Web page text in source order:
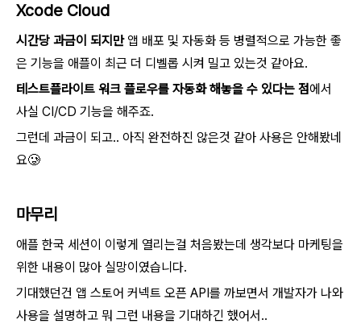
Xcode Cloud
시간당 과금이 되지만앱 배포 및 자동화 등 병렬적으로 가능한 좋
은 기능을 애플이 최근 더 디벨롭 시켜 밀고 있는것 같아요.
테스트플라이트 워크 플로우를 자동화 해놓을 수 있다는 점에서
사실 CI/CD 기능을 해주죠.
그런데 과금이 되고.. 아직 완전하진 않은것 같아 사용은 안해봤네
요🥲
마무리
애플 한국 세션이 이렇게 열리는걸 처음봤는데 생각보다 마케팅을
위한 내용이 많아 실망이였습니다.
기대했던건 앱 스토어 커넥트 오픈 API를 까보면서 개발자가 나와
사용을 설명하고 뭐 그런 내용을 기대하긴 했어서..